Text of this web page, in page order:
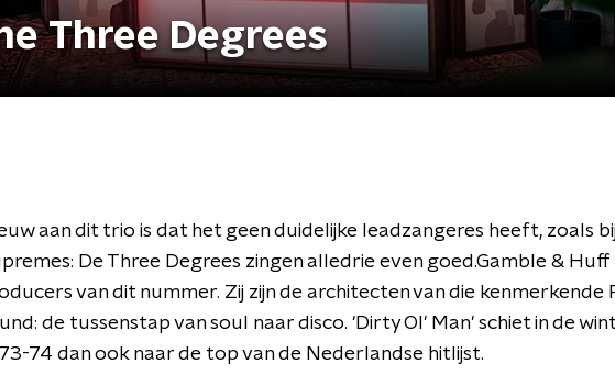
Three Degrees
aan dit trio is dat het geen duidelijke leadzangeres heeft, zoals
De Three Degrees zingen alledrie even goed.Gamble & Huff
van dit nummer. Zij zijn de architecten van die kenmerkende
de tussenstap van soul naar disco. 'Dirty Ol' Man' schiet in de
74 dan ook naar de top van de Nederlandse hitlijst.